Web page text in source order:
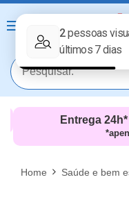
MAIS
Entrega
Home Saúde e bem